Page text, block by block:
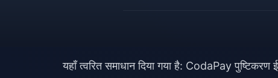
यहाँ त्वरित समाधान दिया गया है: CodaPay पुष्टिकरण